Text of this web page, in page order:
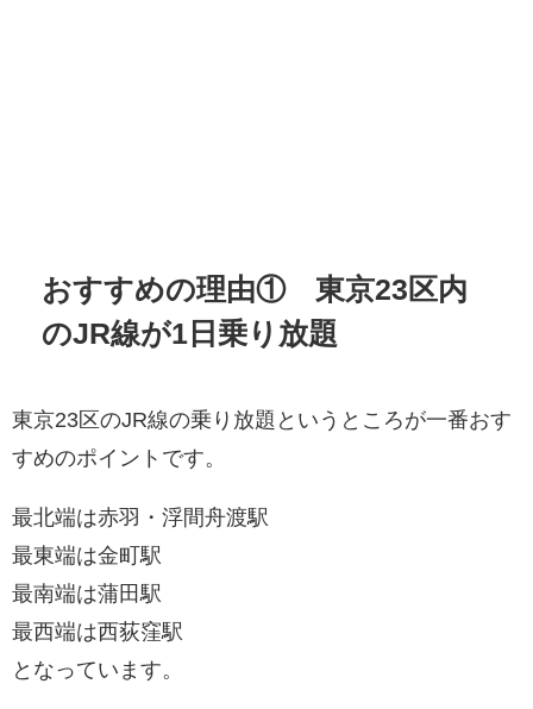
おすすめの理由① 東京23区内
のJR線が1日乗り放題
東京23区のJR線の乗り放題というところが一番おす
すめのポイントです。
最北端は赤羽・浮間舟渡駅
最東端は金町駅
最南端は蒲田駅
最西端は西荻窪駅
となっています。